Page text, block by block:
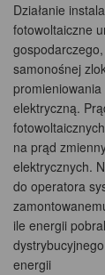
Działanie
fotowoltaiczne
samonośnej
elektryczną.
na prąd
elektrycznych.
do operatora
ile energii
energii